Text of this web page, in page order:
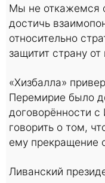
Мы не откажемся
достичь
относительно
защитит страну от
«Хизбалла»
Перемирие было
договорённости
говорить о том,
ему прекращение
Ливанский